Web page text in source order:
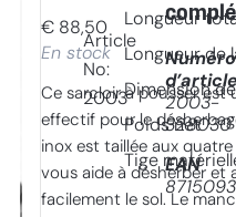
€ 88,50
En stock
Ce sarcloir à pousser est
effectif pour le
inox est taillée aux
vous aide à désherber et
facilement le sol. Le
Article
No:
2003
Longueur
Longueur de
Dimension
Poids net
Tige
Numéro
d’article
2003-
328030
EAN